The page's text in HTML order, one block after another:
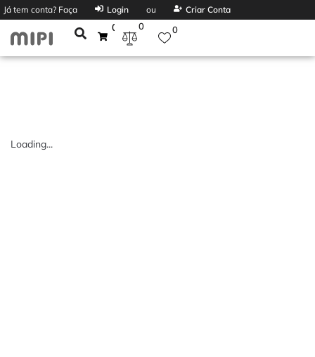
Já tem conta? Faça Login ou Criar Conta
0 0 0
Loading...